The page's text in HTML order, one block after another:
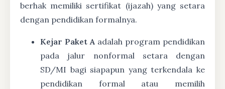
berhak memiliki sertifikat (ijazah) yang setara
dengan pendidikan formalnya.
Kejar Paket A adalah program pendidikan
pada jalur nonformal setara dengan
SD/MI bagi siapapun yang terkendala ke
pendidikan formal atau memilih